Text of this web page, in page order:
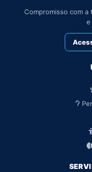
Compromisso com a
e